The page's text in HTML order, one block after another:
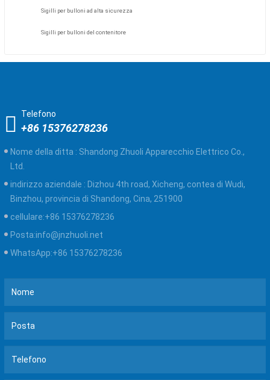
Sigilli per bulloni ad alta sicurezza
Sigilli per bulloni del contenitore
Telefono
+86 15376278236
Nome della ditta : Shandong Zhuoli Apparecchio Elettrico Co.,
Ltd.
indirizzo aziendale : Dizhou 4th road, Xicheng, contea di Wudi,
Binzhou, provincia di Shandong, Cina, 251900
cellulare:+86 15376278236
Posta:info@jnzhuoli.net
WhatsApp:+86 15376278236